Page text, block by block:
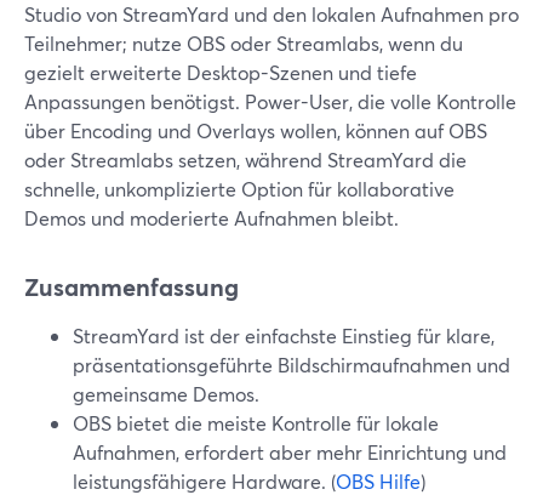
Studio von StreamYard und den lokalen Aufnahmen pro
Teilnehmer; nutze OBS oder Streamlabs, wenn du
gezielt erweiterte Desktop-Szenen und tiefe
Anpassungen benötigst. Power-User, die volle Kontrolle
über Encoding und Overlays wollen, können auf OBS
oder Streamlabs setzen, während StreamYard die
schnelle, unkomplizierte Option für kollaborative
Demos und moderierte Aufnahmen bleibt.
Zusammenfassung
StreamYard ist der einfachste Einstieg für klare,
präsentationsgeführte Bildschirmaufnahmen und
gemeinsame Demos.
OBS bietet die meiste Kontrolle für lokale
Aufnahmen, erfordert aber mehr Einrichtung und
leistungsfähigere Hardware. (OBS Hilfe)